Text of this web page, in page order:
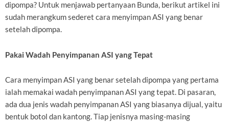
dipompa? Untuk menjawab pertanyaan Bunda, berikut artikel ini
sudah merangkum sederet cara menyimpan ASI yang benar
setelah dipompa.
Pakai Wadah Penyimpanan ASI yang Tepat
Cara menyimpan ASI yang benar setelah dipompa yang pertama
ialah memakai wadah penyimpanan ASI yang tepat. Di pasaran,
ada dua jenis wadah penyimpanan ASI yang biasanya dijual, yaitu
bentuk botol dan kantong. Tiap jenisnya masing-masing